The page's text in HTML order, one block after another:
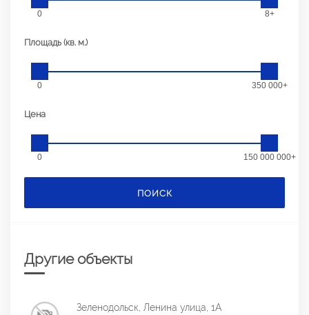
0 8+
Площадь (кв. м.)
0 350 000+
Цена
0 150 000 000+
ПОИСК
Другие объекты
Зеленодольск, Ленина улица, 1А